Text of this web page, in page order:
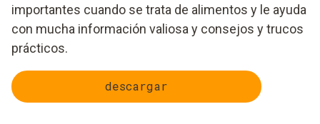
importantes cuando se trata de alimentos y le ayuda
con mucha información valiosa y consejos y trucos
prácticos.
descargar